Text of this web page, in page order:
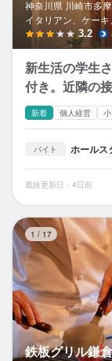
神奈川県 川崎市多
イタリアン、ケー
3.2
新生活の学生
付き。近隣の
新着 個人経営
バイト ホールス
最終更新日：4日前
1 / 17
鉄板グリル鎌